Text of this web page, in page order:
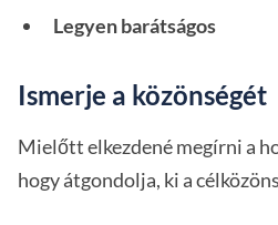
Legyen barátságos
Ismerje a közönségét
Mielőtt elkezdené megírni a
hogy átgondolja, ki a